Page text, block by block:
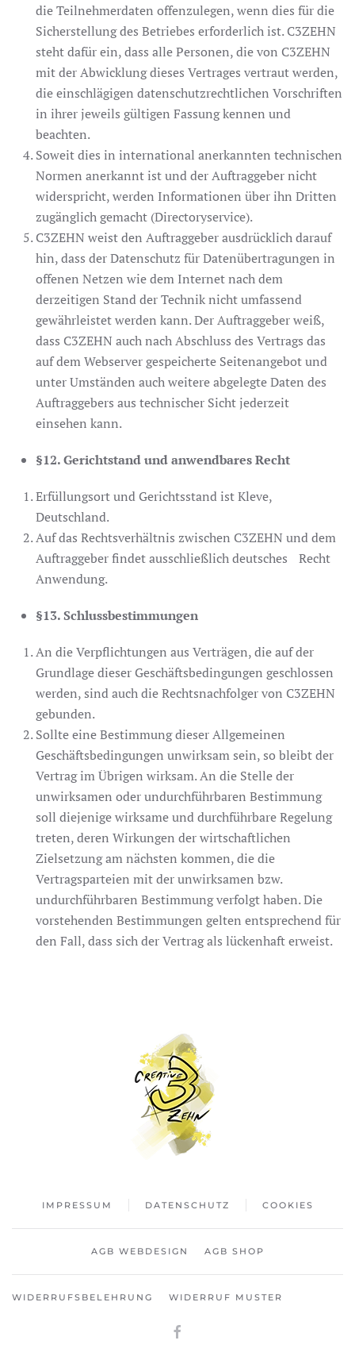
die Teilnehmerdaten offenzulegen, wenn dies für die
Sicherstellung des Betriebes erforderlich ist. C3ZEHN
steht dafür ein, dass alle Personen, die von C3ZEHN
mit der Abwicklung dieses Vertrages vertraut werden,
die einschlägigen datenschutzrechtlichen Vorschriften
in ihrer jeweils gültigen Fassung kennen und
beachten.
Soweit dies in international anerkannten technischen
Normen anerkannt ist und der Auftraggeber nicht
widerspricht, werden Informationen über ihn Dritten
zugänglich gemacht (Directoryservice).
C3ZEHN weist den Auftraggeber ausdrücklich darauf
hin, dass der Datenschutz für Datenübertragungen in
offenen Netzen wie dem Internet nach dem
derzeitigen Stand der Technik nicht umfassend
gewährleistet werden kann. Der Auftraggeber weiß,
dass C3ZEHN auch nach Abschluss des Vertrags das
auf dem Webserver gespeicherte Seitenangebot und
unter Umständen auch weitere abgelegte Daten des
Auftraggebers aus technischer Sicht jederzeit
einsehen kann.
§12. Gerichtstand und anwendbares Recht
Erfüllungsort und Gerichtsstand ist Kleve,
Deutschland.
Auf das Rechtsverhältnis zwischen C3ZEHN und dem
Auftraggeber findet ausschließlich deutsches Recht
Anwendung.
§13. Schlussbestimmungen
An die Verpflichtungen aus Verträgen, die auf der
Grundlage dieser Geschäftsbedingungen geschlossen
werden, sind auch die Rechtsnachfolger von C3ZEHN
gebunden.
Sollte eine Bestimmung dieser Allgemeinen
Geschäftsbedingungen unwirksam sein, so bleibt der
Vertrag im Übrigen wirksam. An die Stelle der
unwirksamen oder undurchführbaren Bestimmung
soll diejenige wirksame und durchführbare Regelung
treten, deren Wirkungen der wirtschaftlichen
Zielsetzung am nächsten kommen, die die
Vertragsparteien mit der unwirksamen bzw.
undurchführbaren Bestimmung verfolgt haben. Die
vorstehenden Bestimmungen gelten entsprechend für
den Fall, dass sich der Vertrag als lückenhaft erweist.
IMPRESSUM DATENSCHUTZ COOKIES
AGB WEBDESIGN AGB SHOP
WIDERRUFSBELEHRUNG WIDERRUF MUSTER